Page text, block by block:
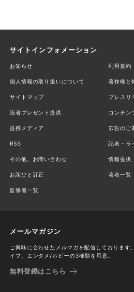
サイトインフォメーション
お知らせ 利用規約
個人情報の取り扱いについて 著作権と
サイトマップ プレスリ
読者プレゼント提供 コンテン
提携メディア 広告のご
RSS 記者・ラ
その他、お問い合わせ 情報提供
お詫びと訂正 著者一覧
監修者一覧
メールマガジン
ご興味に合わせたメルマガを配信しております
イフ、エンタメ/ホビーの3種類を用意。
無料登録はこちら